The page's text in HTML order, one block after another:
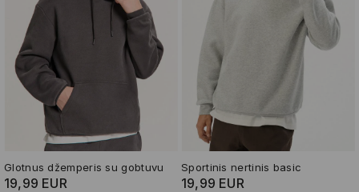
Glotnus džemperis su gobtuvu
19,99 EUR
Sportinis nertinis basic
19,99 EUR